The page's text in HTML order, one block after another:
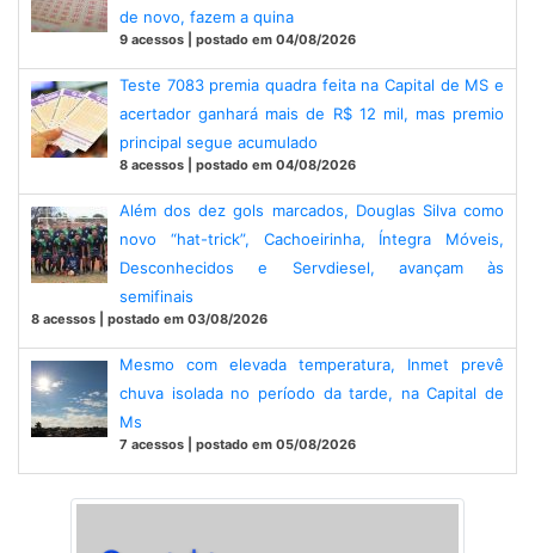
de novo, fazem a quina
9 acessos | postado em 04/08/2026
Teste 7083 premia quadra feita na Capital de MS e
acertador ganhará mais de R$ 12 mil, mas premio
principal segue acumulado
8 acessos | postado em 04/08/2026
Além dos dez gols marcados, Douglas Silva como
novo “hat-trick”, Cachoeirinha, Íntegra Móveis,
Desconhecidos e Servdiesel, avançam às
semifinais
8 acessos | postado em 03/08/2026
Mesmo com elevada temperatura, Inmet prevê
chuva isolada no período da tarde, na Capital de
Ms
7 acessos | postado em 05/08/2026